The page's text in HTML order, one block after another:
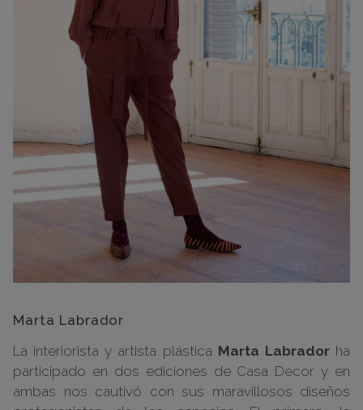
Marta Labrador
La interiorista y artista plástica Marta Labradorha
participado en dos ediciones de Casa Decor y en
ambas nos cautivó con sus maravillosos diseños